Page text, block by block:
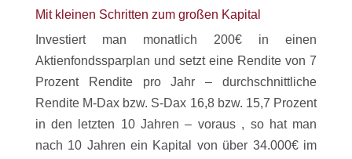
Mit kleinen Schritten zum großen Kapital
Investiert man monatlich 200€ in einen
Aktienfondssparplan und setzt eine Rendite von 7
Prozent Rendite pro Jahr – durchschnittliche
Rendite M-Dax bzw. S-Dax 16,8 bzw. 15,7 Prozent
in den letzten 10 Jahren – voraus , so hat man
nach 10 Jahren ein Kapital von über 34.000€ im